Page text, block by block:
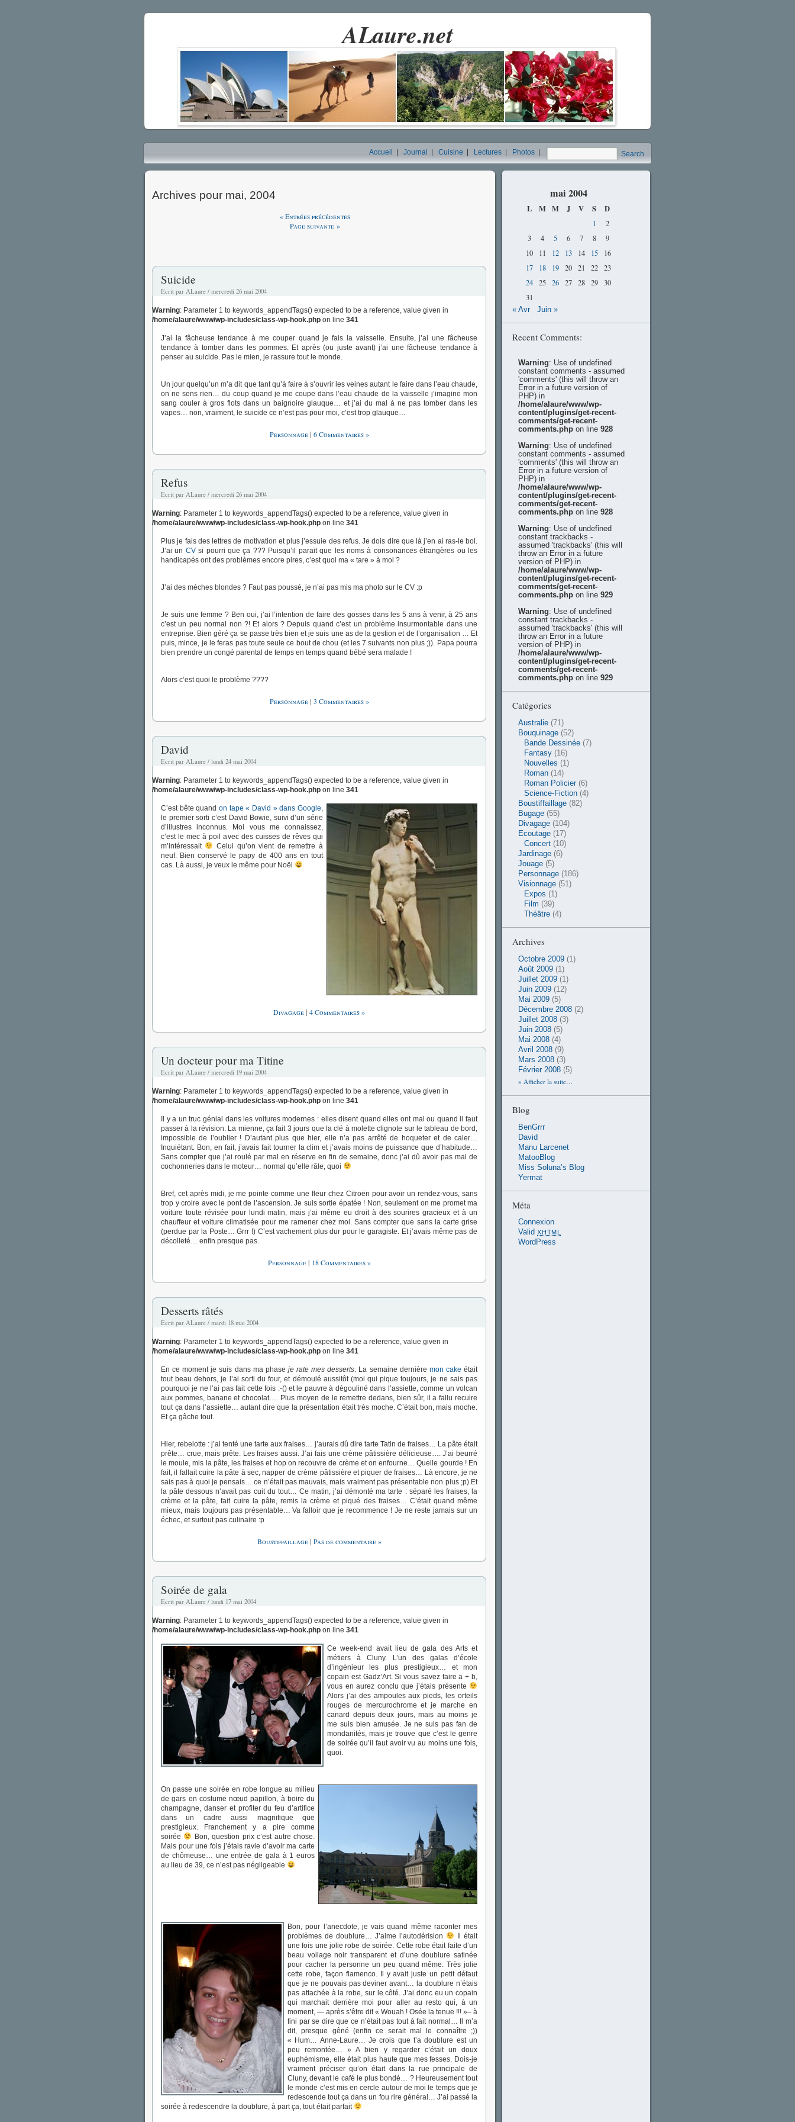
ALaure.net
Search
Accueil Journal Cuisine Lectures Photos
Archives pour mai, 2004
« Entrées précédentes
Page suivante »
Suicide
Ecrit par ALaure / mercredi 26 mai 2004
Warning: Parameter 1 to keywords_appendTags() expected to be a reference, value given in
/home/alaure/www/wp-includes/class-wp-hook.php on line 341
J’ai la fâcheuse tendance à me couper quand je fais la vaisselle. Ensuite, j’ai une fâcheuse
tendance à tomber dans les pommes. Et après (ou juste avant) j’ai une fâcheuse tendance à
penser au suicide. Pas le mien, je rassure tout le monde.
Un jour quelqu’un m’a dit que tant qu’à faire à s’ouvrir les veines autant le faire dans l’eau chaude,
on ne sens rien… du coup quand je me coupe dans l’eau chaude de la vaisselle j’imagine mon
sang couler à gros flots dans un baignoire glauque… et j’ai du mal à ne pas tomber dans les
vapes… non, vraiment, le suicide ce n’est pas pour moi, c’est trop glauque…
Personnage | 6 Commentaires »
Refus
Ecrit par ALaure / mercredi 26 mai 2004
Warning: Parameter 1 to keywords_appendTags() expected to be a reference, value given in
/home/alaure/www/wp-includes/class-wp-hook.php on line 341
Plus je fais des lettres de motivation et plus j’essuie des refus. Je dois dire que là j’en ai ras-le bol.
J’ai un CVsi pourri que ça ??? Puisqu’il parait que les noms à consonances étrangères ou les
handicapés ont des problèmes encore pires, c’est quoi ma « tare » à moi ?
J’ai des mèches blondes ? Faut pas poussé, je n’ai pas mis ma photo sur le CV :p
Je suis une femme ? Ben oui, j’ai l’intention de faire des gosses dans les 5 ans à venir, à 25 ans
c’est un peu normal non ?! Et alors ? Depuis quand c’est un problème insurmontable dans une
entreprise. Bien géré ça se passe très bien et je suis une as de la gestion et de l’organisation … Et
puis, mince, je le feras pas toute seule ce bout de chou (et les 7 suivants non plus ;)). Papa pourra
bien prendre un congé parental de temps en temps quand bébé sera malade !
Alors c’est quoi le problème ????
Personnage | 3 Commentaires »
David
Ecrit par ALaure / lundi 24 mai 2004
Warning: Parameter 1 to keywords_appendTags() expected to be a reference, value given in
/home/alaure/www/wp-includes/class-wp-hook.php on line 341
C’est bête quand on tape « David » dans Google,
le premier sorti c’est David Bowie, suivi d’un série
d’illustres inconnus. Moi vous me connaissez,
c’est le mec à poil avec des cuisses de rêves qui
m’intéressait
Celui qu’on vient de remettre à
neuf. Bien conservé le papy de 400 ans en tout
cas. Là aussi, je veux le même pour Noël
Divagage| 4 Commentaires »
Un docteur pour ma Titine
Ecrit par ALaure / mercredi 19 mai 2004
Warning: Parameter 1 to keywords_appendTags() expected to be a reference, value given in
/home/alaure/www/wp-includes/class-wp-hook.php on line 341
Il y a un truc génial dans les voitures modernes : elles disent quand elles ont mal ou quand il faut
passer à la révision. La mienne, ça fait 3 jours que la clé à molette clignote sur le tableau de bord,
impossible de l’oublier ! D’autant plus que hier, elle n’a pas arrêté de hoqueter et de caler…
Inquiétant. Bon, en fait, j’avais fait tourner la clim et j’avais moins de puissance que d’habitude…
Sans compter que j’ai roulé par mal en réserve en fin de semaine, donc j’ai dû avoir pas mal de
cochonneries dans le moteur… normal qu’elle râle, quoi
Bref, cet après midi, je me pointe comme une fleur chez Citroën pour avoir un rendez-vous, sans
trop y croire avec le pont de l’ascension. Je suis sortie épatée ! Non, seulement on me promet ma
voiture toute révisée pour lundi matin, mais j’ai même eu droit à des sourires gracieux et à un
chauffeur et voiture climatisée pour me ramener chez moi. Sans compter que sans la carte grise
(perdue par la Poste… Grrr !) C’est vachement plus dur pour le garagiste. Et j’avais même pas de
décolleté… enfin presque pas.
Personnage | 18 Commentaires »
Desserts râtés
Ecrit par ALaure / mardi 18 mai 2004
Warning: Parameter 1 to keywords_appendTags() expected to be a reference, value given in
/home/alaure/www/wp-includes/class-wp-hook.php on line 341
En ce moment je suis dans ma phase je rate mes desserts. La semaine dernière mon cake était
tout beau dehors, je l’ai sorti du four, et démoulé aussitôt (moi qui pique toujours, je ne sais pas
pourquoi je ne l’ai pas fait cette fois :-() et le pauvre à dégouliné dans l’assiette, comme un volcan
aux pommes, banane et chocolat…. Plus moyen de le remettre dedans, bien sûr, il a fallu recuire
tout ça dans l’assiette… autant dire que la présentation était très moche. C’était bon, mais moche.
Et ça gâche tout.
Hier, rebelotte : j’ai tenté une tarte aux fraises… j’aurais dû dire tarte Tatin de fraises… La pâte était
prête… crue, mais prête. Les fraises aussi. J’ai fais une crème pâtissière délicieuse…. J’ai beurré
le moule, mis la pâte, les fraises et hop on recouvre de crème et on enfourne… Quelle gourde ! En
fait, il fallait cuire la pâte à sec, napper de crème pâtissière et piquer de fraises… Là encore, je ne
sais pas à quoi je pensais… ce n’était pas mauvais, mais vraiment pas présentable non plus ;p) Et
la pâte dessous n’avait pas cuit du tout… Ce matin, j’ai démonté ma tarte : séparé les fraises, la
crème et la pâte, fait cuire la pâte, remis la crème et piqué des fraises… C’était quand même
mieux, mais toujours pas présentable… Va falloir que je recommence ! Je ne reste jamais sur un
échec, et surtout pas culinaire :p
Boustiffaillage | Pas de commentaire »
Soirée de gala
Ecrit par ALaure / lundi 17 mai 2004
Warning: Parameter 1 to keywords_appendTags() expected to be a reference, value given in
/home/alaure/www/wp-includes/class-wp-hook.php on line 341
Ce week-end avait lieu de gala des Arts et
métiers à Cluny. L’un des galas d’école
d’ingénieur les plus prestigieux… et mon
copain est Gadz’Art. Si vous savez faire a + b,
vous en aurez conclu que j’étais présente
Alors j’ai des ampoules aux pieds, les orteils
rouges de mercurochrome et je marche en
canard depuis deux jours, mais au moins je
me suis bien amusée. Je ne suis pas fan de
mondanités, mais je trouve que c’est le genre
de soirée qu’il faut avoir vu au moins une fois,
quoi.
On passe une soirée en robe longue au milieu
de gars en costume nœud papillon, à boire du
champagne, danser et profiter du feu d’artifice
dans un cadre aussi magnifique que
prestigieux. Franchement y a pire comme
soirée
Bon, question prix c’est autre chose.
Mais pour une fois j’étais ravie d’avoir ma carte
de chômeuse… une entrée de gala à 1 euros
au lieu de 39, ce n’est pas négligeable
Bon, pour l’anecdote, je vais quand même raconter mes
problèmes de doublure… J’aime l’autodérision
Il était
une fois une jolie robe de soirée. Cette robe était faite d’un
beau voilage noir transparent et d’une doublure satinée
pour cacher la personne un peu quand même. Très jolie
cette robe, façon flamenco. Il y avait juste un petit défaut
que je ne pouvais pas deviner avant… la doublure n’étais
pas attachée à la robe, sur le côté. J’ai donc eu un copain
qui marchait derrière moi pour aller au resto qui, à un
moment, — après s’être dit « Wouah ! Osée la tenue !!! »– à
fini par se dire que ce n’était pas tout à fait normal… Il m’a
dit, presque gêné (enfin ce serait mal le connaître ;))
« Hum… Anne-Laure… Je crois que t’a doublure est un
peu remontée… » A bien y regarder c’était un doux
euphémisme, elle était plus haute que mes fesses. Dois-je
vraiment préciser qu’on était dans la rue principale de
Cluny, devant le café le plus bondé… ? Heureusement tout
le monde c’est mis en cercle autour de moi le temps que je
redescende tout ça dans un fou rire général… J’ai passé la
soirée à redescendre la doublure, à part ça, tout était parfait
mai 2004
L M M J V S D
1
2
3
4 5 6 7 8
9
10
11 12 13 14 15
16
17
18 19 20 21 22
23
24 25 26 27 28 29
30
31
« Avr Juin »
Recent Comments:
Warning: Use of undefined
constant comments - assumed
'comments' (this will throw an
Error in a future version of
PHP) in
/home/alaure/www/wp-
content/plugins/get-recent-
comments/get-recent-
comments.php on line 928
Warning: Use of undefined
constant comments - assumed
'comments' (this will throw an
Error in a future version of
PHP) in
/home/alaure/www/wp-
content/plugins/get-recent-
comments/get-recent-
comments.php on line 928
Warning: Use of undefined
constant trackbacks -
assumed 'trackbacks' (this will
throw an Error in a future
version of PHP) in
/home/alaure/www/wp-
content/plugins/get-recent-
comments/get-recent-
comments.php on line 929
Warning: Use of undefined
constant trackbacks -
assumed 'trackbacks' (this will
throw an Error in a future
version of PHP) in
/home/alaure/www/wp-
content/plugins/get-recent-
comments/get-recent-
comments.php on line 929
Catégories
Australie (71)
Bouquinage (52)
Bande Dessinée (7)
Fantasy (16)
Nouvelles (1)
Roman (14)
Roman Policier (6)
Science-Fiction (4)
Boustiffaillage (82)
Bugage (55)
Divagage (104)
Ecoutage (17)
Concert (10)
Jardinage (6)
Jouage (5)
Personnage (186)
Visionnage (51)
Expos (1)
Film (39)
Théâtre (4)
Archives
Octobre 2009 (1)
Août 2009 (1)
Juillet 2009 (1)
Juin 2009 (12)
Mai 2009 (5)
Décembre 2008 (2)
Juillet 2008 (3)
Juin 2008 (5)
Mai 2008 (4)
Avril 2008 (9)
Mars 2008 (3)
Février 2008 (5)
» Afficher la suite…
Blog
BenGrrr
David
Manu Larcenet
MatooBlog
Miss Soluna’s Blog
Yermat
Méta
Connexion
Valid XHTML
WordPress